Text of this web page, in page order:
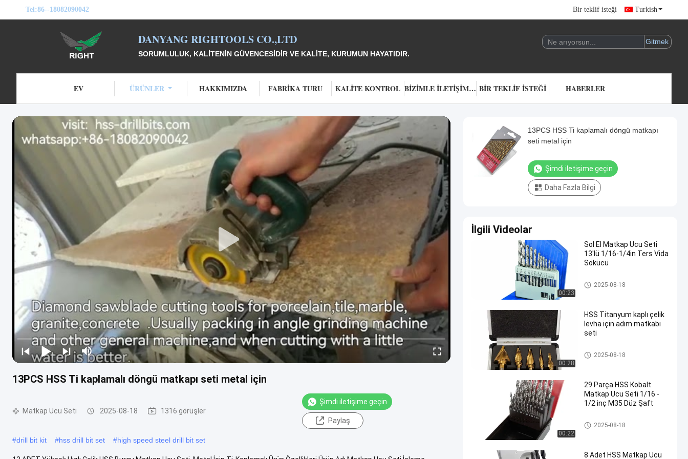
Tel:86--18082090042 Bir teklif isteği Turkish
DANYANG RIGHTOOLS CO.,LTD
SORUMLULUK, KALITENIN GÜVENCESIDIR VE KALITE, KURUMUN HAYATIDIR.
EV ÜRÜNLER HAKKIMIZDA FABRIKA TURU KALITE KONTROL BIZIMLE ILETIŞIME GEÇIN BIR TEKLIF ISTEĞI HABERLER
13PCS HSS Ti kaplamalı döngü matkapı seti metal için
Matkap Ucu Seti 2025-08-18 1316 görüşler
Şimdi iletişime geçin
Paylaş
#drill bit kit #hss drill bit set #high speed steel drill bit set
13PCS HSS Ti kaplamalı döngü matkapı
seti metal için
Şimdi iletişime geçin
Daha Fazla Bilgi
İlgili Videolar
00:23
Sol El Matkap Ucu Seti
13'lü 1/16-1/4in Ters Vida
Sökücü
Matkap Ucu Seti
2025-08-18
00:28
HSS Titanyum kaplı çelik
levha için adım matkabı
seti
Matkap Ucu Seti
2025-08-18
00:22
29 Parça HSS Kobalt
Matkap Ucu Seti 1/16 -
1/2 inç M35 Düz Şaft
Matkap Ucu Seti
2025-08-18
8 Adet HSS Matkap Ucu